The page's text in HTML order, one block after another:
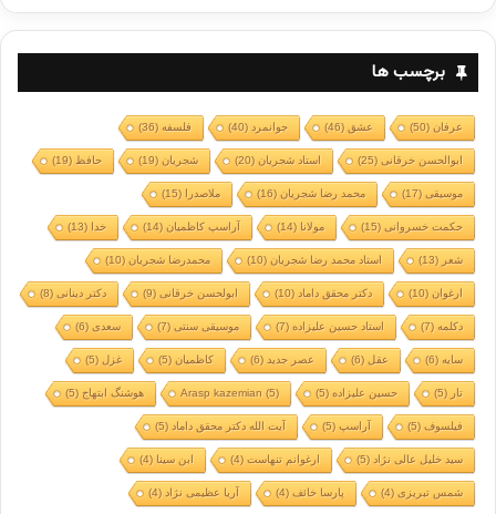
برچسب ها
عرفان(50) عشق(46) جوانمرد(40) فلسفه(36)
ابوالحسن خرقانی(25) استاد شجریان(20) شجریان(19) حافظ(19)
موسیقی(17) محمد رضا شجریان(16) ملاصدرا (15)
حکمت خسروانی(15) مولانا (14) آراسپ کاظمیان(14) خدا (13)
شعر (13) استاد محمد رضا شجریان(10) محمدرضا شجریان(10)
ارغوان(10) دکتر محقق داماد(10) ابولحسن خرقانی(9) دکتر دینانی(8)
دکلمه(7) استاد حسین علیزاده(7) موسیقی سنتی(7) سعدی(6)
سایه(6) عقل(6) عصر جدید(6) کاظمیان(5) غزل(5)
تار (5) حسین علیزاده(5)
Arasp kazemian (5) هوشنگ ابتهاج(5)
فیلسوف(5) آراسپ(5) آیت الله دکتر محقق داماد(5)
سید خلیل عالی نژاد(5) ارغوانم تنهاست(4) ابن سینا (4)
شمس تبریزی(4) پارسا خائف(4) آریا عظیمی نژاد(4)